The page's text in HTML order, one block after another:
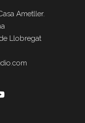
Ametller.
Llobregat